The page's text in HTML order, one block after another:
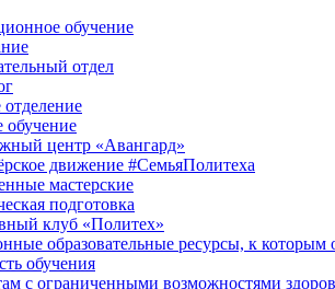
обучение
отдел
отделение
обучение
центр «Авангард»
движение #СемьяПолитеха
мастерские
подготовка
клуб «Политех»
образовательные ресурсы, к которым
обучения
с ограниченными возможностями